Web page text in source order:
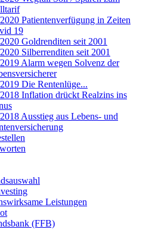
Patientenverfügung in Zeiten
19
Goldrenditen seit 2001
Silberrenditen seit 2001
Alarm wegen Solvenz der
Die Rentenlüge...
Inflation drückt Realzins ins
Ausstieg aus Lebens- und
Leistungen
(FFB)